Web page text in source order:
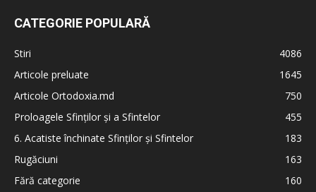
CATEGORIE POPULARĂ
Stiri
4086
Articole preluate
1645
Articole Ortodoxia.md
750
Proloagele Sfinților și a Sfintelor
455
6. Acatiste închinate Sfinților și Sfintelor
183
Rugăciuni
163
Fără categorie
160